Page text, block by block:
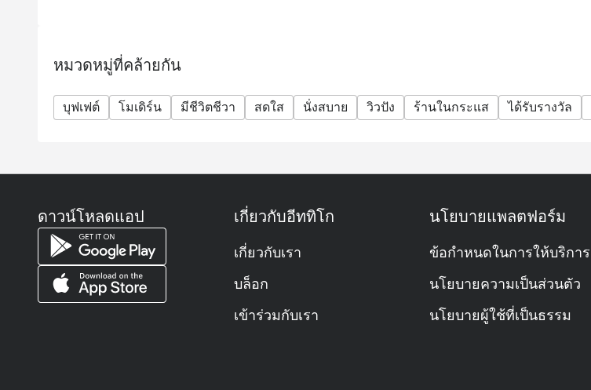
🍱 บุฟเฟต์กลางวัน: 12.00 – 14.30 น.
🍽️ บุฟเฟต์มื้อเย็น: 18.00 – 22.00 น.
ไม่ว่าจะอยากมาทานเช้า เที่ยง หรือเย็น ก็มีให้เลือกครบเลยครับ
ถ้ามาวันธรรมดาช่วงกลางวัน เดินเข้าได้เลยครับ
จะมีลูกค้าเยอะครับ 🍽️
ถาม: บุฟเฟต์ราคาเท่าไหร่?
ตอบ:
ตอนนี้ราคาน่ารักมากครับ 💸
🍱 บุฟเฟต์กลางวัน: ประมาณ 598 บาทสุทธิ / คน
หมวดหมู่ที่คล้ายกัน
บุฟเฟต์ โมเดิร์น มีชีวิตชีวา สดใส นั่งสบาย วิวปัง ร้านในกระแส ได้รับรางวัล
ดาวน์โหลดแอป เกี่ยวกับอีททิโก
เกี่ยวกับเรา
บล็อก
เข้าร่วมกับเรา
นโยบายแพลตฟอร์ม
ข้อกำหนดในการให้บริการ
นโยบายความเป็นส่วนตัว
นโยบายผู้ใช้ที่เป็นธรรม